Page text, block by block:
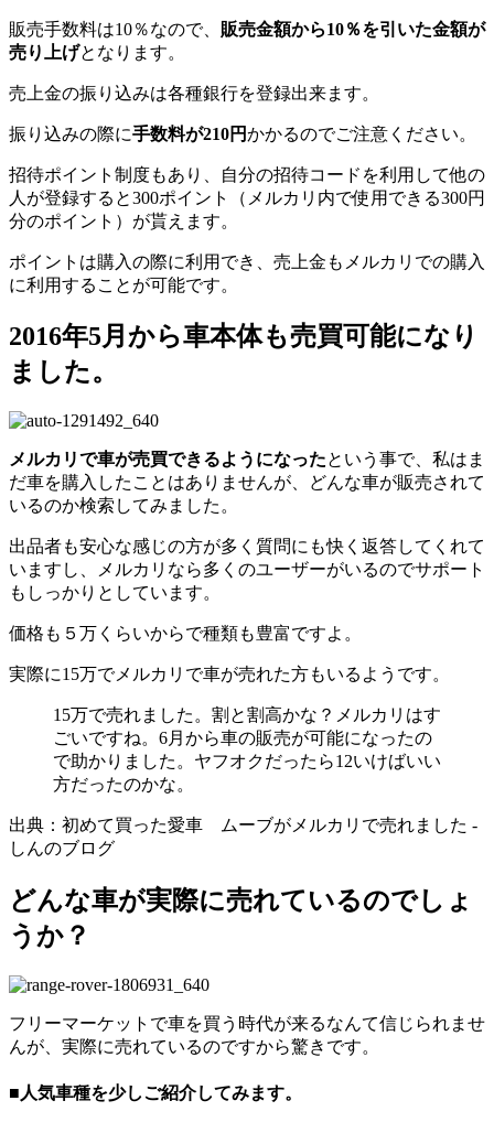
販売手数料は10％なので、 販売金額から10％を引いた金額が
売り上げとなります。
売上金の振り込みは各種銀行を登録出来ます。
振り込みの際に手数料が210円かかるのでご注意ください。
招待ポイント制度もあり、自分の招待コードを利用して他の
人が登録すると300ポイント（メルカリ内で使用できる300円
分のポイント）が貰えます。
ポイントは購入の際に利用でき、売上金もメルカリでの購入
に利用することが可能です。
2016年5月から車本体も売買可能になり
ました。
メルカリで車が売買できるようになったという事で、私はま
だ車を購入したことはありませんが、どんな車が販売されて
いるのか検索してみました。
出品者も安心な感じの方が多く質問にも快く返答してくれて
いますし、メルカリなら多くのユーザーがいるのでサポート
もしっかりとしています。
価格も５万くらいからで種類も豊富ですよ。
実際に15万でメルカリで車が売れた方もいるようです。
15万で売れました。割と割高かな？メルカリはす
ごいですね。6月から車の販売が可能になったの
で助かりました。ヤフオクだったら12いけばいい
方だったのかな。
出典：初めて買った愛車 ムーブがメルカリで売れました -
しんのブログ
どんな車が実際に売れているのでしょ
うか？
フリーマーケットで車を買う時代が来るなんて信じられませ
んが、実際に売れているのですから驚きです。
■人気車種を少しご紹介してみます。